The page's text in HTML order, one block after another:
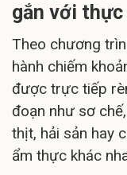
gắn với
Theo chương
hành chiếm
được trực tiếp
đoạn như sơ
thịt, hải sản hay
ẩm thực khác